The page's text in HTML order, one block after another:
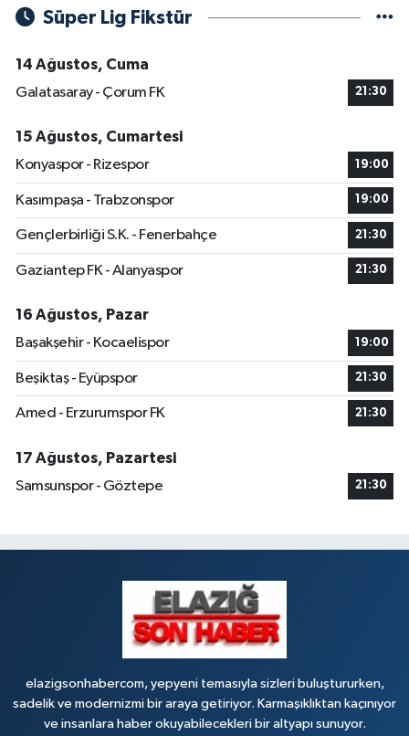
Süper Lig Fikstür
14 Ağustos, Cuma
Galatasaray - Çorum FK
21:30
15 Ağustos, Cumartesi
Konyaspor - Rizespor
19:00
Kasımpaşa - Trabzonspor 19:00
Gençlerbirliği S.K. - Fenerbahçe 21:30
Gaziantep FK - Alanyaspor 21:30
16 Ağustos, Pazar
Başakşehir - Kocaelispor
19:00
Beşiktaş - Eyüpspor 21:30
Amed - Erzurumspor FK 21:30
17 Ağustos, Pazartesi
Samsunspor - Göztepe
21:30
elazigsonhabercom, yepyeni temasıyla sizleri buluştururken,
sadelik ve modernizmi bir araya getiriyor. Karmaşıklıktan kaçınıyor
ve insanlara haber okuyabilecekleri bir altyapı sunuyor.